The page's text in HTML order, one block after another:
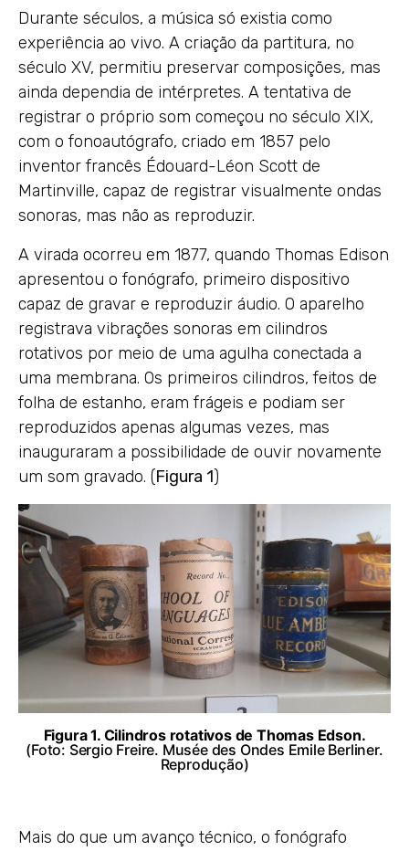
Durante séculos, a música só existia como
experiência ao vivo. A criação da partitura, no
século XV, permitiu preservar composições, mas
ainda dependia de intérpretes. A tentativa de
registrar o próprio som começou no século XIX,
com o fonoautógrafo, criado em 1857 pelo
inventor francês Édouard-Léon Scott de
Martinville, capaz de registrar visualmente ondas
sonoras, mas não as reproduzir.
A virada ocorreu em 1877, quando Thomas Edison
apresentou o fonógrafo, primeiro dispositivo
capaz de gravar e reproduzir áudio. O aparelho
registrava vibrações sonoras em cilindros
rotativos por meio de uma agulha conectada a
uma membrana. Os primeiros cilindros, feitos de
folha de estanho, eram frágeis e podiam ser
reproduzidos apenas algumas vezes, mas
inauguraram a possibilidade de ouvir novamente
um som gravado. (Figura 1)
Figura 1. Cilindros rotativos de Thomas Edson.
(Foto: Sergio Freire. Musée des Ondes Emile Berliner.
Reprodução)
Mais do que um avanço técnico, o fonógrafo